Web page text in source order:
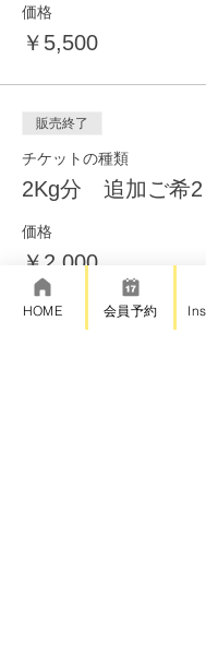
価格
￥5,500
販売終了
チケットの種類
2Kg分 追加ご希2
価格
￥2,000
HOME 会員予約